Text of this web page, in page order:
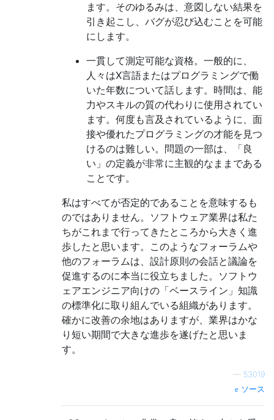
ます。そのゆるみは、意図しない結果を
引き起こし、バグが忍び込むことを可能
にします。
一貫して測定可能な資格。一般的に、
人々はX言語またはプログラミングで働
いた年数について話します。時間は、能
力やスキルの質の代わりに使用されてい
ます。何度も言及されているように、面
接や優れたプログラミングの才能を見つ
けるのは難しい。問題の一部は、「良
い」の定義が非常に主観的なままである
ことです。
私はすべてが否定的であることを意味するも
のではありません。ソフトウェア業界は私た
ちがこれまで行ってきたところから大きく進
歩したと思います。このようなフォーラムや
他のフォーラムは、設計原則の会話と議論を
促進するのに本当に役立ちました。ソフトウ
ェアエンジニア向けの「ベースライン」知識
の標準化に取り組んでいる組織があります。
確かに改善の余地はありますが、業界はかな
り短い期間で大きな進歩を遂げたと思いま
す。
— 53019
ソース